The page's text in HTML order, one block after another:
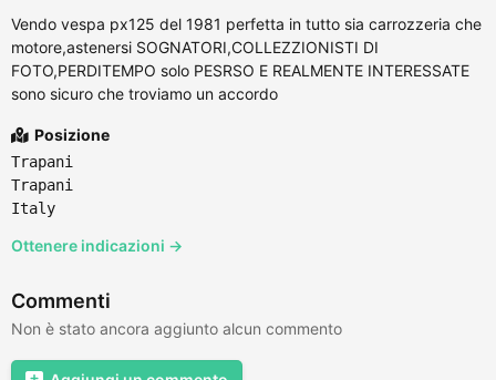
Vendo vespa px125 del 1981 perfetta in tutto sia carrozzeria che
motore,astenersi SOGNATORI,COLLEZZIONISTI DI
FOTO,PERDITEMPO solo PESRSO E REALMENTE INTERESSATE
sono sicuro che troviamo un accordo
Posizione
Trapani
Trapani
Italy
Ottenere indicazioni →
Commenti
Non è stato ancora aggiunto alcun commento